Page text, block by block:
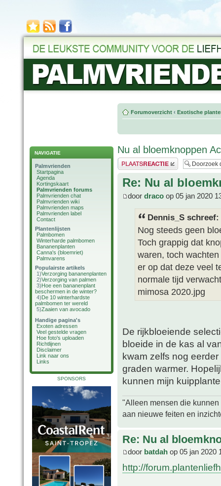
NAVIGATIE
Palmvrienden
Startpagina
Agenda
Kortingskaart
Palmvrienden forums
Palmvrienden chat
Palmvrienden wiki
Palmvrienden maps
Palmvrienden label
Contact
Plantenlijsten
Palmbomen
Winterharde palmbomen
Bananenplanten
Canna's (bloemriet)
Palmvarens
Populairste artikels
1)Verzorging bananenplanten
2)Verzorging van palmen
3)Hoe een bananenplant
beschermen in de winter?
4)De 10 winterhardste
palmbomen ter wereld
5)Zaaien van avocado
Handige pagina's
Exoten adressen
Veel gestelde vragen
Hoe foto's uploaden
Richtlijnen
Disclaimer
Link naar ons
Links
SPONSORS
Forumoverzicht ‹ Exotische
Nu al bloemknoppen
Plaats een reactie
Re: Nu al
door draco op 05 jan 2020
Dennis_S schreef:
Nog steeds geen
Toch grappig dat
waren, toch
er op dat deze veel
normale tijd
mimosa 2020.jpg
De rijkbloeiende
bloeide in de kas al
kwam zelfs nog
graden warmer.
kunnen mijn
"Alleen mensen die
aan nieuwe feiten en
Re: Nu al
door batdah op 05 jan 2020
http://